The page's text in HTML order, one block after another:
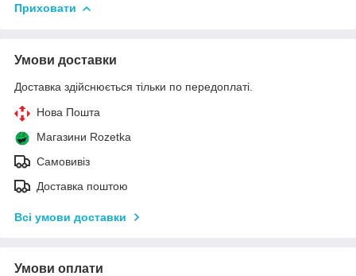
Приховати
Умови доставки
Доставка здійснюється тільки по передоплаті.
Нова Пошта
Магазини Rozetka
Самовивіз
Доставка поштою
Всі умови доставки
Умови оплати